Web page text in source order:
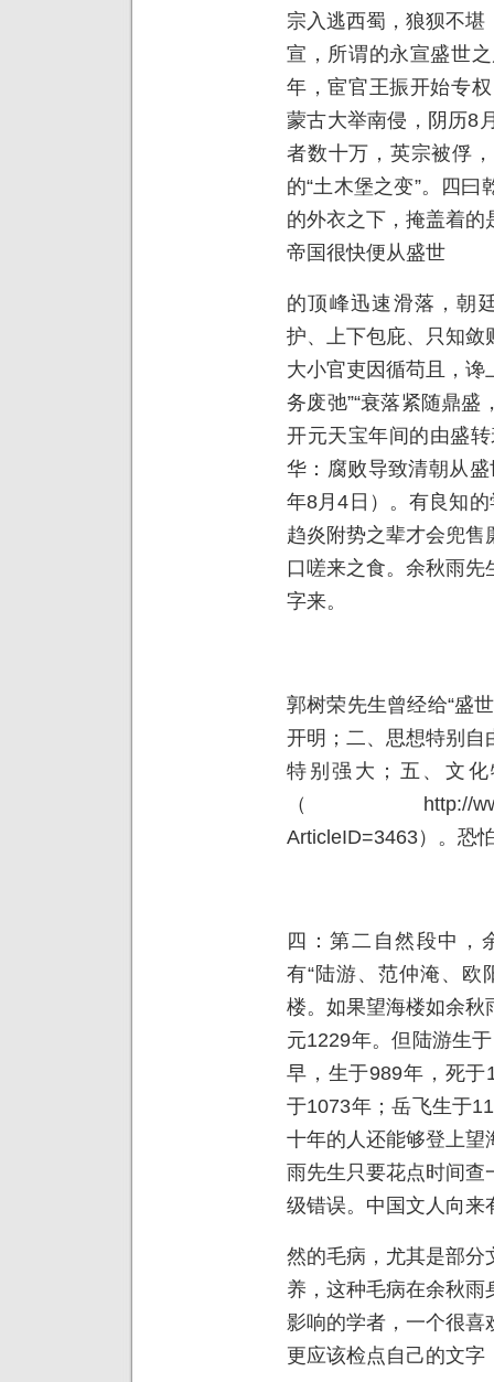
宗入逃西蜀，狼狈不
宣，所谓的永宣盛世
年，宦官王振开始专
蒙古大举南侵，阴历8
者数十万，英宗被俘
的“土木堡之变”。四
的外衣之下，掩盖着
帝国很快便从盛世
的顶峰迅速滑落，朝
护、上下包庇、只知敛
大小官吏因循苟且，
务废弛”“衰落紧随鼎
开元天宝年间的由盛
华：腐败导致清朝从
年8月4日）。有良知
趋炎附势之辈才会兜
口嗟来之食。余秋雨
字来。
郭树荣先生曾经给“盛
开明；二、思想特别自
特别强大；五、文
（ http://
ArticleID=3463）。恐
四：第二自然段中，
有“陆游、范仲淹、欧
楼。如果望海楼如余秋
元1229年。但陆游生于
早，生于989年，死于
于1073年；岳飞生于
十年的人还能够登上望
雨先生只要花点时间查
级错误。中国文人向来
然的毛病，尤其是部分
养，这种毛病在余秋
影响的学者，一个很喜
更应该检点自己的文字